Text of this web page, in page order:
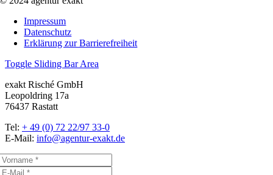
Impressum
Datenschutz
Erklärung zur Barrierefreiheit
Toggle Sliding Bar Area
exakt Risché GmbH
Leopoldring 17a
76437 Rastatt
Tel: + 49 (0) 72 22/97 33-0
E-Mail: info@agentur-exakt.de